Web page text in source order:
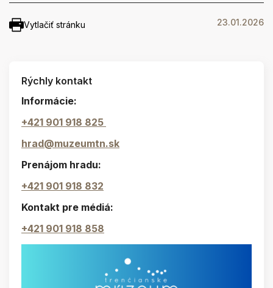
Vytlačiť stránku 23.01.2026
Rýchly kontakt
Informácie:
+421 901 918 825
hrad@muzeumtn.sk
Prenájom hradu:
+421 901 918 832
Kontakt pre médiá:
+421 901 918 858